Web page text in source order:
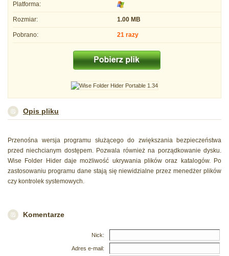
Platforma:
Rozmiar: 1.00 MB
Pobrano: 21 razy
Opis pliku
Przenośna wersja programu służącego do zwiększania bezpieczeństwa
przed niechcianym dostępem. Pozwala również na porządkowanie dysku.
Wise Folder Hider daje możliwość ukrywania plików oraz katalogów. Po
zastosowaniu programu dane stają się niewidzialne przez menedżer plików
czy kontrolek systemowych.
Komentarze
Nick:
Adres e-mail: